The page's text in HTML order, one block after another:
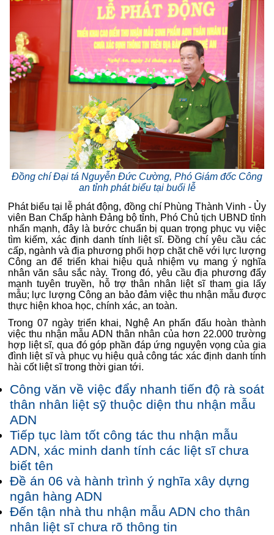
Đồng chí Đại tá Nguyễn Đức Cường, Phó Giám đốc Công
an tỉnh phát biểu tại buổi lễ
Phát biểu tại lễ phát động, đồng chí Phùng Thành Vinh - Ủy
viên Ban Chấp hành Đảng bộ tỉnh, Phó Chủ tịch UBND tỉnh
nhấn mạnh, đây là bước chuẩn bị quan trọng phục vụ việc
tìm kiếm, xác định danh tính liệt sĩ. Đồng chí yêu cầu các
cấp, ngành và địa phương phối hợp chặt chẽ với lực lượng
Công an để triển khai hiệu quả nhiệm vụ mang ý nghĩa
nhân văn sâu sắc này. Trong đó, yêu cầu địa phương đẩy
mạnh tuyên truyền, hỗ trợ thân nhân liệt sĩ tham gia lấy
mẫu; lực lượng Công an bảo đảm việc thu nhận mẫu được
thực hiện khoa học, chính xác, an toàn.
Trong 07 ngày triển khai, Nghệ An phấn đấu hoàn thành
việc thu nhận mẫu ADN thân nhân của hơn 22.000 trường
hợp liệt sĩ, qua đó góp phần đáp ứng nguyện vọng của gia
đình liệt sĩ và phục vụ hiệu quả công tác xác định danh tính
hài cốt liệt sĩ trong thời gian tới.
Công văn về việc đẩy nhanh tiến độ rà soát
thân nhân liệt sỹ thuộc diện thu nhận mẫu
ADN
Tiếp tục làm tốt công tác thu nhận mẫu
ADN, xác minh danh tính các liệt sĩ chưa
biết tên
Đề án 06 và hành trình ý nghĩa xây dựng
ngân hàng ADN
Đến tận nhà thu nhận mẫu ADN cho thân
nhân liệt sĩ chưa rõ thông tin